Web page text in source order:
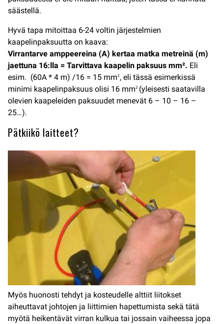
säästellä.
Hyvä tapa mitoittaa 6-24 voltin järjestelmien
kaapelinpaksuutta on kaava:
Virrantarve amppeereina (A) kertaa matka metreinä (m)
jaettuna 16:lla = Tarvittava kaapelin paksuus mm². Eli
esim. (60A * 4 m) /16 = 15 mm2 , eli tässä esimerkissä
minimi kaapelinpaksuus olisi 16 mm2 (yleisesti saatavilla
olevien kaapeleiden paksuudet menevät 6 – 10 – 16 –
25…).
Pätkiikö laitteet?
Myös huonosti tehdyt ja kosteudelle alttiit liitokset
aiheuttavat johtojen ja liittimien hapettumista sekä tätä
myötä heikentävät virran kulkua tai jossain vaiheessa jopa